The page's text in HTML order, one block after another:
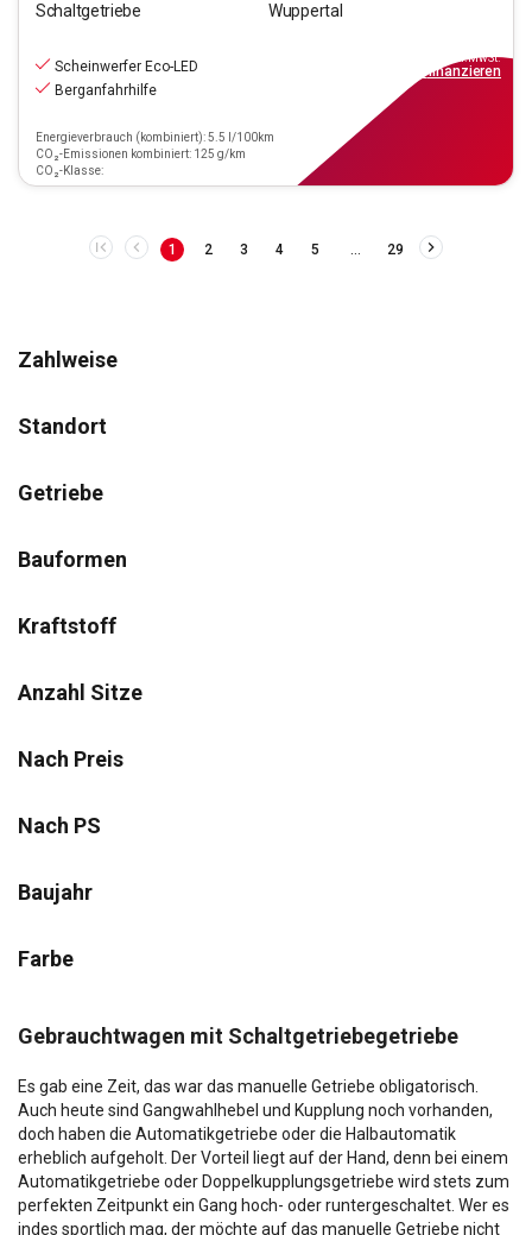
Schaltgetriebe
Wuppertal
Scheinwerfer Eco-LED
Berganfahrhilfe
Energieverbrauch (kombiniert): 5.5 l/100km
CO₂-Emissionen kombiniert: 125 g/km
CO₂-Klasse:
inkl.MwSt.
finanzieren
1 2 3 4 5 29
Zahlweise
Standort
Getriebe
Bauformen
Kraftstoff
Anzahl Sitze
Nach Preis
Nach PS
Baujahr
Farbe
Gebrauchtwagen mit Schaltgetriebegetriebe
Es gab eine Zeit, das war das manuelle Getriebe obligatorisch.
Auch heute sind Gangwahlhebel und Kupplung noch vorhanden,
doch haben die Automatikgetriebe oder die Halbautomatik
erheblich aufgeholt. Der Vorteil liegt auf der Hand, denn bei einem
Automatikgetriebe oder Doppelkupplungsgetriebe wird stets zum
perfekten Zeitpunkt ein Gang hoch- oder runtergeschaltet. Wer es
indes sportlich mag, der möchte auf das manuelle Getriebe nicht